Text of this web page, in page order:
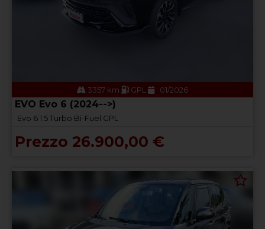
3357 km GPL 01/2026
EVO Evo 6 (2024-->)
Evo 6 1.5 Turbo Bi-Fuel GPL
Prezzo 26.900,00 €